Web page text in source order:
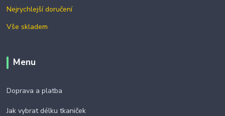
Nejrychlejší doručení
Vše skladem
Menu
Doprava a platba
Jak vybrat délku tkaniček